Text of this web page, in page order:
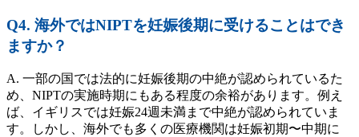
Q4. 海外ではNIPTを妊娠後期に受けることはでき
ますか？
A. 一部の国では法的に妊娠後期の中絶が認められているた
め、NIPTの実施時期にもある程度の余裕があります。例え
ば、イギリスでは妊娠24週未満まで中絶が認められていま
す。しかし、海外でも多くの医療機関は妊娠初期〜中期に